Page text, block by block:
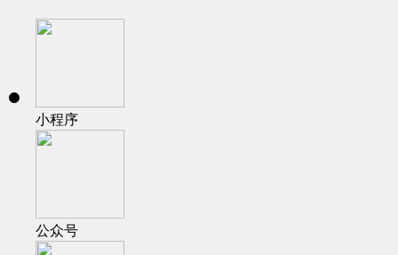
小程序
公众号